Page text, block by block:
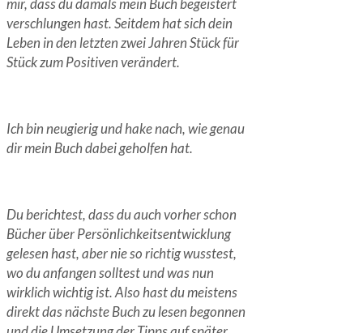
mir, dass du damals mein Buch begeistert
verschlungen hast. Seitdem hat sich dein
Leben in den letzten zwei Jahren Stück für
Stück zum Positiven verändert.
Ich bin neugierig und hake nach, wie genau
dir mein Buch dabei geholfen hat.
Du berichtest, dass du auch vorher schon
Bücher über Persönlichkeitsentwicklung
gelesen hast, aber nie so richtig wusstest,
wo du anfangen solltest und was nun
wirklich wichtig ist. Also hast du meistens
direkt das nächste Buch zu lesen begonnen